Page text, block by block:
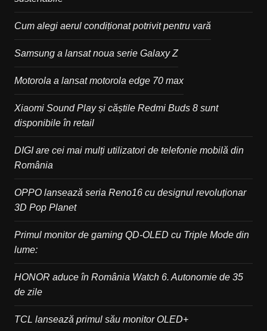
Cum alegi aerul condiționat potrivit pentru vară
Samsung a lansat noua serie Galaxy Z
Motorola a lansat motorola edge 70 max
Xiaomi Sound Play și căștile Redmi Buds 8 sunt
disponibile în retail
DIGI are cei mai mulți utilizatori de telefonie mobilă din
România
OPPO lansează seria Reno16 cu designul revoluționar
3D Pop Planet
Primul monitor de gaming QD-OLED cu Triple Mode din
lume:
HONOR aduce în România Watch 6. Autonomie de 35
de zile
TCL lansează primul său monitor OLED+